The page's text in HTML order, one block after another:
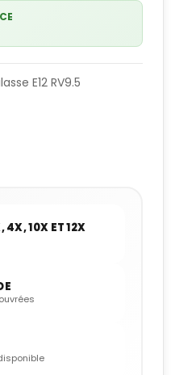
E12 RV9.5
4X, 10X ET 12X